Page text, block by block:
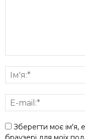
Зберегти моє ім'я,